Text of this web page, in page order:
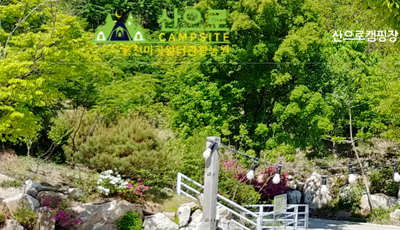
산으로캠핑장
캠핑장소개
시설현황
오시는 길